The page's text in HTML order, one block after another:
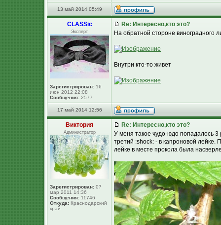
13 май 2014 05:49
CLASSic
Эксперт
Зарегистрирован: 16
июн 2012 22:08
Сообщения: 2577
Re: Интересно,кто это?
На обратной стороне виноградного
Внутри кто-то живет
17 май 2014 12:56
Виктория
Администратор
Зарегистрирован: 07
мар 2011 14:36
Сообщения: 11746
Откуда: Краснодарский
край
Re: Интересно,кто это?
У меня такое чудо-юдо попадалось
третий :shock: - в капроновой лейке.
лейке в месте прокола была